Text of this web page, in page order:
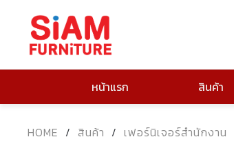
หน้าแรก สินค้า
HOME / สินค้า / เฟอร์นิเจอร์สำนักงาน